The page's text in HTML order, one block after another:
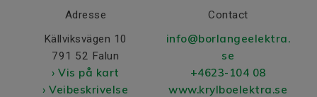
Adresse
Källviksvägen 10
791 52 Falun
› Vis på kart
› Veibeskrivelse
Contact
info@borlangeelektra.
se
+4623-104 08
www.krylboelektra.se